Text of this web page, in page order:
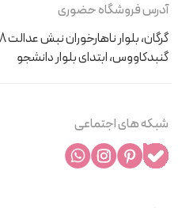
آدرس فروشگاه حضوری
گرگان، بلوار ناهارخوران نبش عدالت 68
گنبدکاووس، ابتدای بلوار دانشجو
شبکه های اجتماعی